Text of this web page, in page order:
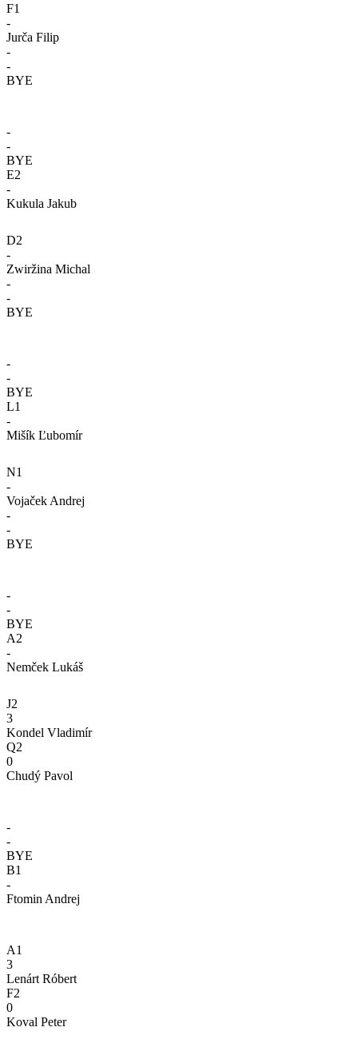
F1
-
Jurča Filip
-
-
BYE
-
-
BYE
E2
-
Kukula Jakub
D2
-
Zwiržina Michal
-
-
BYE
-
-
BYE
L1
-
Mišík Ľubomír
N1
-
Vojaček Andrej
-
-
BYE
-
-
BYE
A2
-
Nemček Lukáš
J2
3
Kondel Vladimír
Q2
0
Chudý Pavol
-
-
BYE
B1
-
Ftomin Andrej
A1
3
Lenárt Róbert
F2
0
Koval Peter